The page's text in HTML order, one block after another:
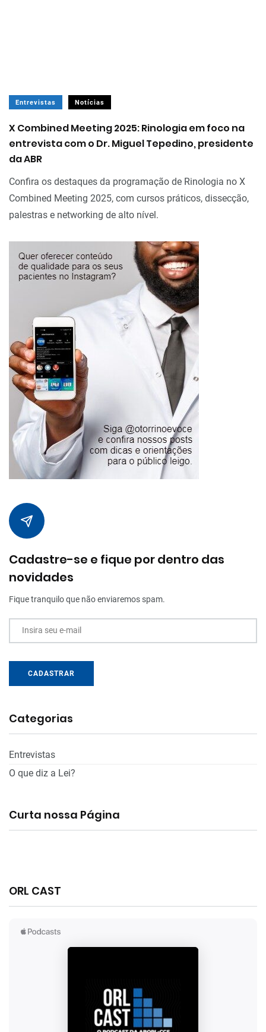
Entrevistas Notícias
X Combined Meeting 2025: Rinologia em foco na
entrevista com o Dr. Miguel Tepedino, presidente
da ABR
Confira os destaques da programação de Rinologia no X
Combined Meeting 2025, com cursos práticos, dissecção,
palestras e networking de alto nível.
Cadastre-se e fique por dentro das
novidades
Fique tranquilo que não enviaremos spam.
Insira seu e-mail
CADASTRAR
Categorias
Entrevistas
O que diz a Lei?
Curta nossa Página
ORL CAST